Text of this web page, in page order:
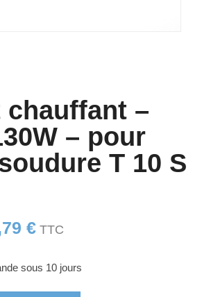
chauffant –
– pour
T 10 S
€ TTC
sous 10 jours